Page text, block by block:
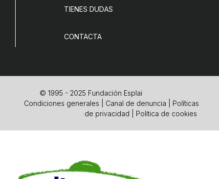
TIENES DUDAS
CONTACTA
© 1995 - 2025 Fundación Esplai
Condiciones generales
Canal de denuncia
Políticas
de privacidad
Política de cookies